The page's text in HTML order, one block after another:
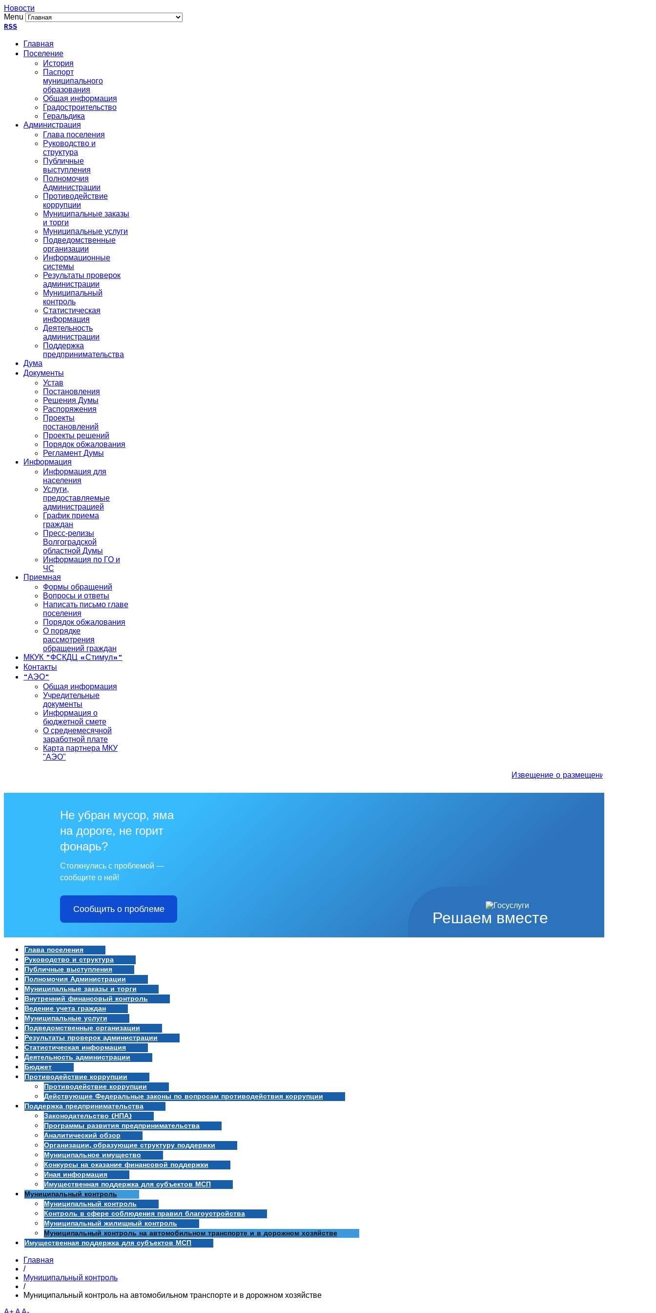
Новости
Menu
RSS
Главная
Поселение
История
Паспорт
муниципального
образования
Общая информация
Градостроительство
Геральдика
Администрация
Глава поселения
Руководство и
структура
Публичные
выступления
Полномочия
Администрации
Противодействие
коррупции
Муниципальные заказы
и торги
Муниципальные услуги
Подведомственные
организации
Информационные
системы
Результаты проверок
администрации
Муниципальный
контроль
Статистическая
информация
Деятельность
администрации
Поддержка
предпринимательства
Дума
Документы
Устав
Постановления
Решения Думы
Распоряжения
Проекты
постановлений
Проекты решений
Порядок обжалования
Регламент Думы
Информация
Информация для
населения
Услуги,
предоставляемые
администрацией
График приема
граждан
Пресс-релизы
Волгоградской
областной Думы
Информация по ГО и
ЧС
Приемная
Формы обращений
Вопросы и ответы
Написать письмо главе
поселения
Порядок обжалования
О порядке
рассмотрения
обращений граждан
МКУК "ФСКДЦ «Стимул»"
Контакты
"АЭО"
Общая информация
Учредительные
документы
Информация о
бюджетной смете
О среднемесячной
заработной плате
Карта партнера МКУ
"АЭО"
Извещение о размещении проекта
Решаем вместе
Не убран мусор, яма
на дороге, не горит
фонарь?
Столкнулись с проблемой —
сообщите о ней!
Сообщить о проблеме
Глава поселения
Руководство и структура
Публичные выступления
Полномочия Администрации
Муниципальные заказы и торги
Внутренний финансовый контроль
Ведение учета граждан
Муниципальные услуги
Подведомственные организации
Результаты проверок администрации
Статистическая информация
Деятельность администрации
Бюджет
Противодействие коррупции
Противодействие коррупции
Действующие Федеральные законы по вопросам противодействия коррупции
Поддержка предпринимательства
Законодательство (НПА)
Программы развития предпринимательства
Аналитический обзор
Организации, образующие структуру поддержки
Муниципальное имущество
Конкурсы на оказание финансовой поддержки
Иная информация
Имущественная поддержка для субъектов МСП
Муниципальный контроль
Муниципальный контроль
Контроль в сфере соблюдения правил благоустройства
Муниципальный жилищный контроль
Муниципальный контроль на автомобильном транспорте и в дорожном хозяйстве
Имущественная поддержка для субъектов МСП
Главная
/
Муниципальный контроль
/
Муниципальный контроль на автомобильном транспорте и в дорожном хозяйстве